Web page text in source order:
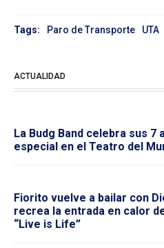
Tags: Paro de Transporte UTA
ACTUALIDAD
La Budg Band celebra sus 7
especial en el Teatro del
Fiorito vuelve a bailar con
recrea la entrada en calor
“Live is Life”